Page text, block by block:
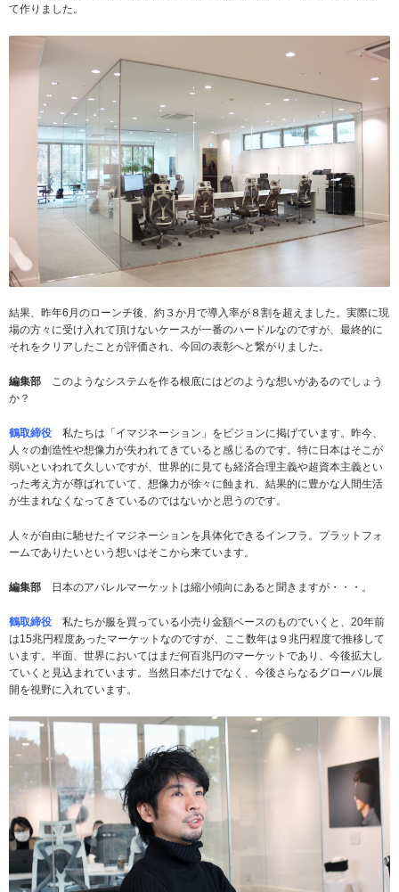
て作りました。
結果、昨年6月のローンチ後、約３か月で導入率が８割を超えました。実際に現
場の方々に受け入れて頂けないケースが一番のハードルなのですが、最終的に
それをクリアしたことが評価され、今回の表彰へと繋がりました。
編集部 このようなシステムを作る根底にはどのような想いがあるのでしょう
か？
鶴取締役 私たちは「イマジネーション」をビジョンに掲げています。昨今、
人々の創造性や想像力が失われてきていると感じるのです。特に日本はそこが
弱いといわれて久しいですが、世界的に見ても経済合理主義や超資本主義とい
った考え方が尊ばれていて、想像力が徐々に蝕まれ、結果的に豊かな人間生活
が生まれなくなってきているのではないかと思うのです。
人々が自由に馳せたイマジネーションを具体化できるインフラ。プラットフォ
ームでありたいという想いはそこから来ています。
編集部 日本のアパレルマーケットは縮小傾向にあると聞きますが・・・。
鶴取締役
私たちが服を買っている小売り金額ベースのものでいくと、20年前
は15兆円程度あったマーケットなのですが、ここ数年は９兆円程度で推移して
います。半面、世界においてはまだ何百兆円のマーケットであり、今後拡大し
ていくと見込まれています。当然日本だけでなく、今後さらなるグローバル展
開を視野に入れています。